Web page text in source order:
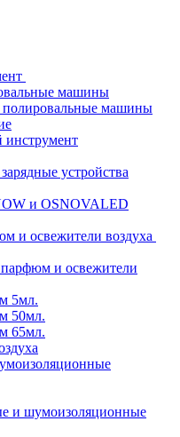
машины
полировальные машины
инструмент
устройства
и OSNOVALED
и освежители воздуха
и освежители
5мл.
50мл.
65мл.
и шумоизоляционные